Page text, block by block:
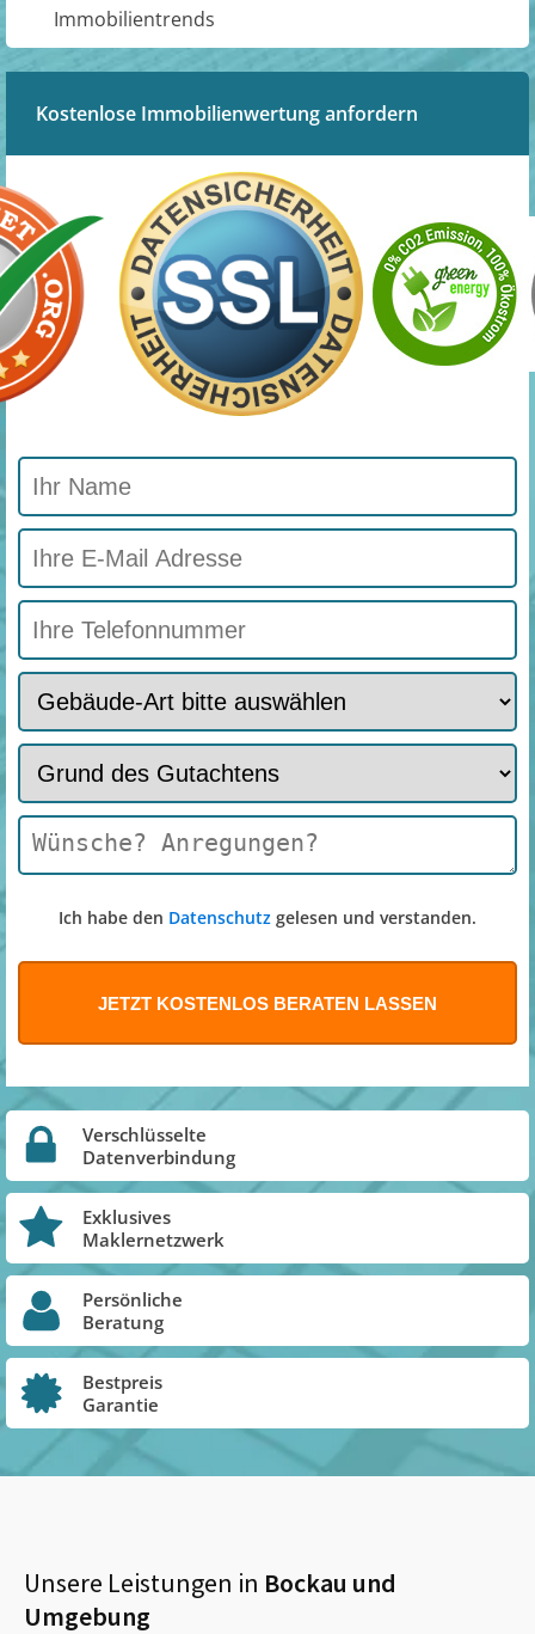
Immobilientrends
Kostenlose Immobilienwertung anfordern
Ich habe den Datenschutz gelesen und verstanden.
Verschlüsselte
Datenverbindung
Exklusives
Maklernetzwerk
Persönliche
Beratung
Bestpreis
Garantie
Unsere Leistungen in Bockau und
Umgebung